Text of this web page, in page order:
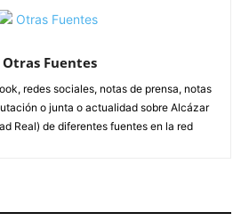
Otras Fuentes
redes sociales, notas de prensa, notas
o junta o actualidad sobre Alcázar
Real) de diferentes fuentes en la red